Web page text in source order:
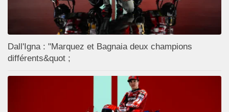
Dall'Igna : "Marquez et Bagnaia deux champions
différents&quot ;